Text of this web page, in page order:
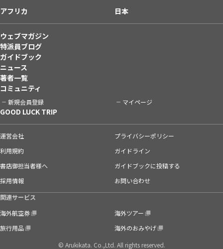
アフリカ
日本
ウェブマガジン
特派員ブログ
ガイドブック
ニュース
著者一覧
コミュニティ
新規会員登録 マイページ
GOOD LUCK TRIP
運営会社
プライバシーポリシー
利用規約
ガイドライン
書店御担当者様へ
ガイドブックに投稿する
採用情報
お問い合わせ
関連サービス
海外航空券
海外ツアー
旅行用品
海外のおみやげ
© Arukikata. Co.,Ltd. All rights reserved.